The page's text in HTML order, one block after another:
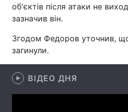
Здоров'я
Цікавинки
Екологія
об'єктів після атаки не
зазначив він.
Згодом Федоров уточнив, що
загинули.
ВІДЕО ДНЯ